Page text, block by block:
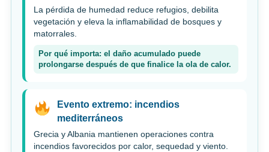
La pérdida de humedad reduce refugios, debilita
vegetación y eleva la inflamabilidad de bosques y
matorrales.
Por qué importa: el daño acumulado puede
prolongarse después de que finalice la ola de calor.
Evento extremo: incendios
mediterráneos
Grecia y Albania mantienen operaciones contra
incendios favorecidos por calor, sequedad y viento.